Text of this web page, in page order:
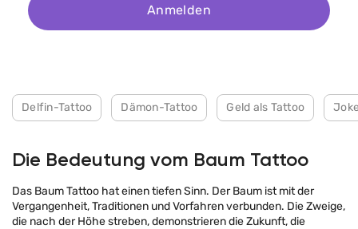
Anmelden
Delfin-Tattoo Dämon-Tattoo Geld als Tattoo
Die Bedeutung vom Baum Tattoo
Das Baum Tattoo hat einen tiefen Sinn. Der Baum ist mit der
Vergangenheit, Traditionen und Vorfahren verbunden. Die Zweige,
die nach der Höhe streben, demonstrieren die Zukunft, die